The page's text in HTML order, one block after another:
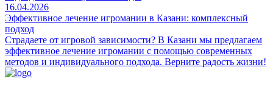
16.04.2026
Эффективное лечение игромании в Казани: комплексный
подход
Страдаете от игровой зависимости? В Казани мы предлагаем
эффективное лечение игромании с помощью современных
методов и индивидуального подхода. Верните радость жизни!